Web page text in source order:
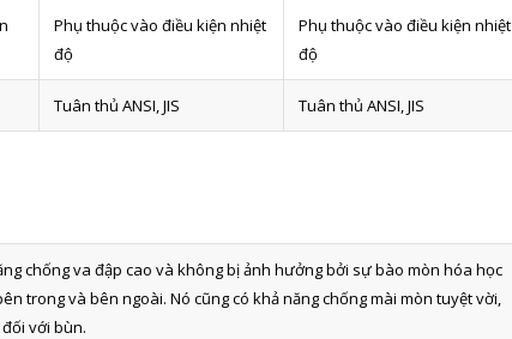
Phụ thuộc vào điều kiện nhiệt
độ
Phụ thuộc vào điều kiện nhiệt
độ
Tuân thủ ANSI, JIS Tuân thủ ANSI, JIS
chống va đập cao và không bị ảnh hưởng bởi sự bào mòn hóa học
trong và bên ngoài. Nó cũng có khả năng chống mài mòn tuyệt vời,
với bùn.